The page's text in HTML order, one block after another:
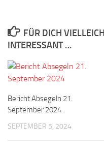
FÜR DICH
INTERESSANT …
Bericht Absegeln 21.
September 2024
SEPTEMBER 5, 2024